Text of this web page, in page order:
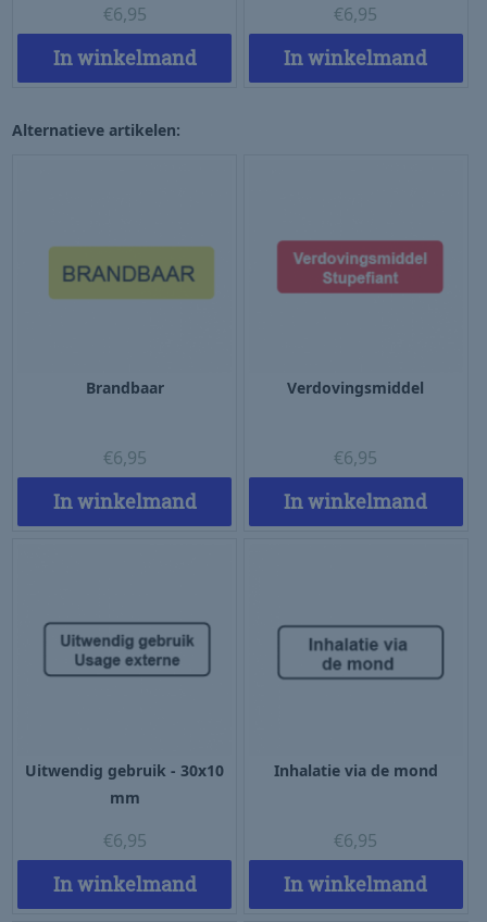
€6,95
In winkelmand
€6,95
In winkelmand
Alternatieve artikelen:
Brandbaar
€6,95
In winkelmand
Verdovingsmiddel
€6,95
In winkelmand
Uitwendig gebruik - 30x10
mm
€6,95
In winkelmand
Inhalatie via de mond
€6,95
In winkelmand